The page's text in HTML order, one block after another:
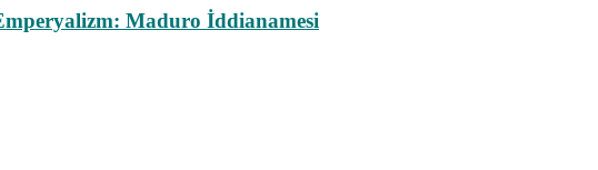
Maduro İddianamesi